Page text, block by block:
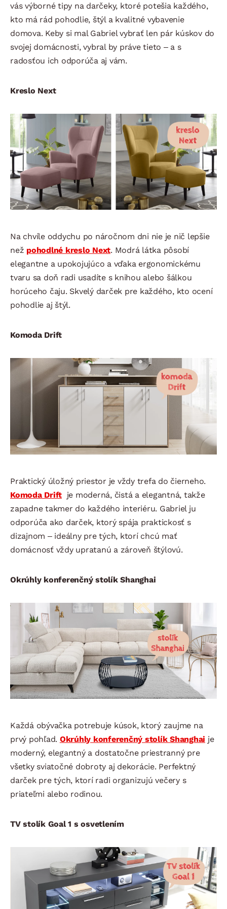
vás výborné tipy na darčeky, ktoré potešia každého,
kto má rád pohodlie, štýl a kvalitné vybavenie
domova. Keby si mal Gabriel vybrať len pár kúskov do
svojej domácnosti, vybral by práve tieto – a s
radosťou ich odporúča aj vám.
Kreslo Next
Na chvíle oddychu po náročnom dni nie je nič lepšie
než pohodlné kreslo Next. Modrá látka pôsobí
elegantne a upokojujúco a vďaka ergonomickému
tvaru sa doň radi usadíte s knihou alebo šálkou
horúceho čaju. Skvelý darček pre každého, kto ocení
pohodlie aj štýl.
Komoda Drift
Praktický úložný priestor je vždy trefa do čierneho.
Komoda Drift je moderná, čistá a elegantná, takže
zapadne takmer do každého interiéru. Gabriel ju
odporúča ako darček, ktorý spája praktickosť s
dizajnom – ideálny pre tých, ktorí chcú mať
domácnosť vždy upratanú a zároveň štýlovú.
Okrúhly konferenčný stolík Shanghai
Každá obývačka potrebuje kúsok, ktorý zaujme na
prvý pohľad. Okrúhly konferenčný stolík Shanghai je
moderný, elegantný a dostatočne priestranný pre
všetky sviatočné dobroty aj dekorácie. Perfektný
darček pre tých, ktorí radi organizujú večery s
priateľmi alebo rodinou.
TV stolík Goal 1 s osvetlením